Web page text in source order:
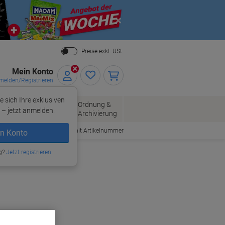
Close
Preise exkl. USt.
Mein Konto
Registrieren
sich Ihre exklusiven
jetzt anmelden.
Konto
Jetzt registrieren
Bürobedarf
Ordnung &
Archivierung
Bestellen mit Artikelnummer